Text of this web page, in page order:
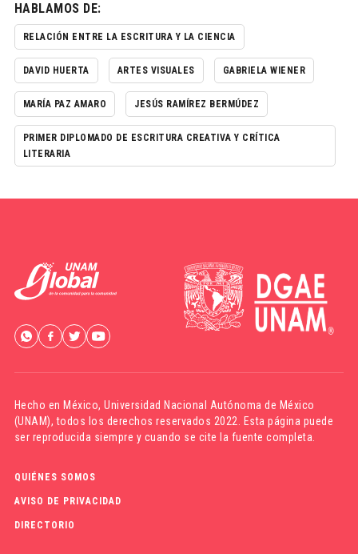
HABLAMOS DE:
RELACIÓN ENTRE LA ESCRITURA Y LA CIENCIA
DAVID HUERTA ARTES VISUALES GABRIELA WIENER
MARÍA PAZ AMARO JESÚS RAMÍREZ BERMÚDEZ
PRIMER DIPLOMADO DE ESCRITURA CREATIVA Y CRÍTICA
LITERARIA
Hecho en México,Universidad Nacional Autónoma de México
(UNAM), todos los derechos reservados 2022. Esta página puede
ser reproducida siempre y cuando se cite la fuente completa.
QUIÉNES SOMOS
AVISO DE PRIVACIDAD
DIRECTORIO